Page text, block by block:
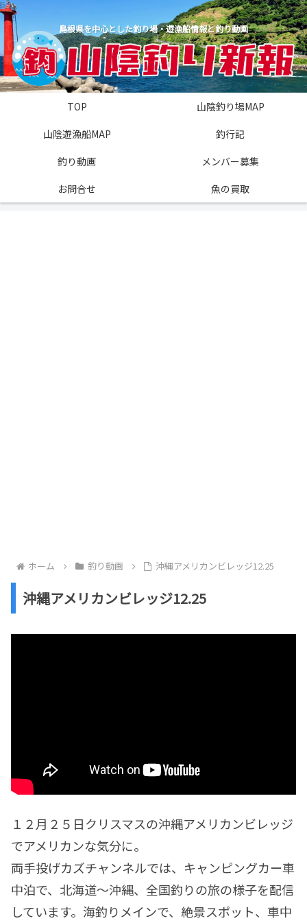
島根県を中心とした釣り場・遊漁船情報と釣り動画
TOP
山陰釣り場MAP
山陰遊漁船MAP
釣行記
釣り動画
メンバー募集
お問合せ
魚の買取
ホーム 釣り動画 沖縄アメリカンビレッジ12.25
沖縄アメリカンビレッジ12.25
１２月２５日クリスマスの沖縄アメリカンビレッジ
でアメリカンな気分に。
両手投げカズチャンネルでは、キャンピングカー車
中泊で、北海道～沖縄、全国釣りの旅の様子を配信
しています。海釣りメインで、絶景スポット、車中